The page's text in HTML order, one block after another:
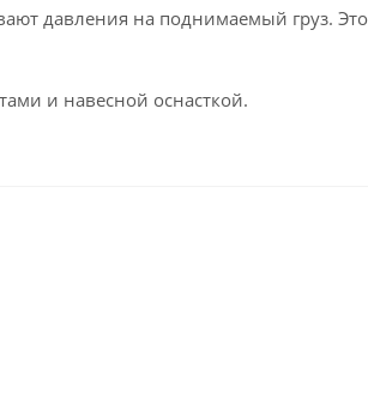
давления на поднимаемый груз. Это
и навесной оснасткой.